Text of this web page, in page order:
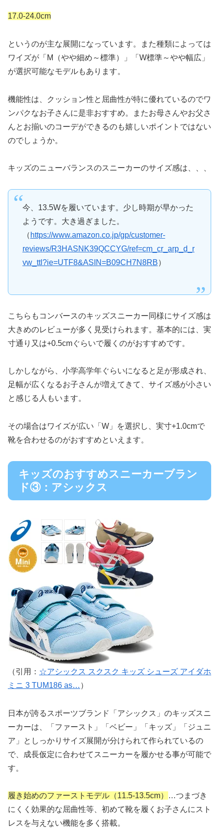
17.0-24.0cm
というのが主な展開になっています。また種類によっては
ワイズが「M（やや細め～標準）」「W標準～やや幅広」
が選択可能なモデルもあります。
機能性は、クッション性と屈曲性が特に優れているのでワ
ンパクなお子さんに是非おすすめ。またお母さんやお父さ
んとお揃いのコーデができるのも嬉しいポイントではない
のでしょうか。
キッズのニューバランスのスニーカーのサイズ感は、、、
今、13.5Wを履いています。少し時期が早かった
ようです。大き過ぎました。
（ https://www.amazon.co.jp/gp/customer-
reviews/R3HASNK39QCCYG/ref=cm_cr_arp_d_r
vw_ttl?ie=UTF8&ASIN=B09CH7N8RB）
こちらもコンバースのキッズスニーカー同様にサイズ感は
大きめのレビューが多く見受けられます。基本的には、実
寸通り又は+0.5cmぐらいで履くのがおすすめです。
しかしながら、小学高学年ぐらいになると足が形成され、
足幅が広くなるお子さんが増えてきて、サイズ感が小さい
と感じる人もいます。
その場合はワイズが広い「W」を選択し、実寸+1.0cmで
靴を合わせるのがおすすめといえます。
キッズのおすすめスニーカーブラン
ド③：アシックス
（引用： ☆アシックス スクスク キッズ シューズ アイダホ
ミニ 3 TUM186 as… ）
日本が誇るスポーツブランド「アシックス」のキッズスニ
ーカーは、「ファースト」「ベビー」「キッズ」「ジュニ
ア」としっかりサイズ展開が分けられて作られているの
で、成長仮定に合わせてスニーカーを履かせる事が可能で
す。
履き始めのファーストモデル（11.5-13.5cm）
…つまづき
にくく効果的な屈曲性等、初めて靴を履くお子さんにスト
レスを与えない機能を多く搭載。